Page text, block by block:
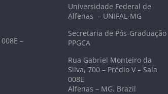
–
Universidade Federal de
Alfenas – UNIFAL-MG
Secretaria de Pós-Graduação
PPGCA
Rua Gabriel Monteiro da
Silva, 700 – Prédio V – Sala
008E
Alfenas – MG. Brazil